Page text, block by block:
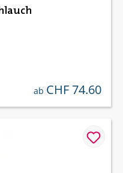
regulärer preis:
ab CHF 74.60